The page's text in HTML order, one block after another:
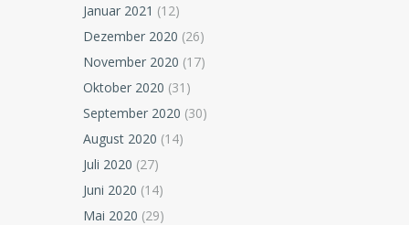
Januar 2021 (12)
Dezember 2020 (26)
November 2020 (17)
Oktober 2020 (31)
September 2020 (30)
August 2020 (14)
Juli 2020 (27)
Juni 2020 (14)
Mai 2020 (29)